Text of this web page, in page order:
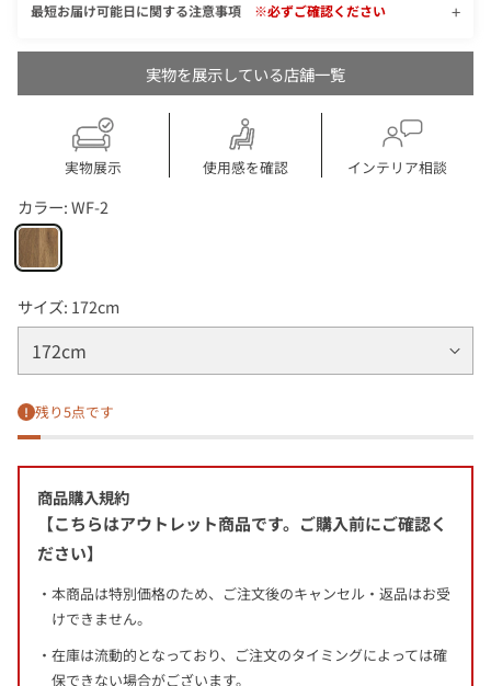
最短お届け可能日に関する注意事項 ※必ずご確認ください
実物を展示している店舗一覧
実物展示 使用感を確認 インテリア相談
カラー:WF-2
サイズ: 172cm
残り5点です
商品購入規約
【こちらはアウトレット商品です。ご購入前にご確認く
ださい】
本商品は特別価格のため、ご注文後のキャンセル・返品はお受
けできません。
在庫は流動的となっており、ご注文のタイミングによっては確
保できない場合がございます。